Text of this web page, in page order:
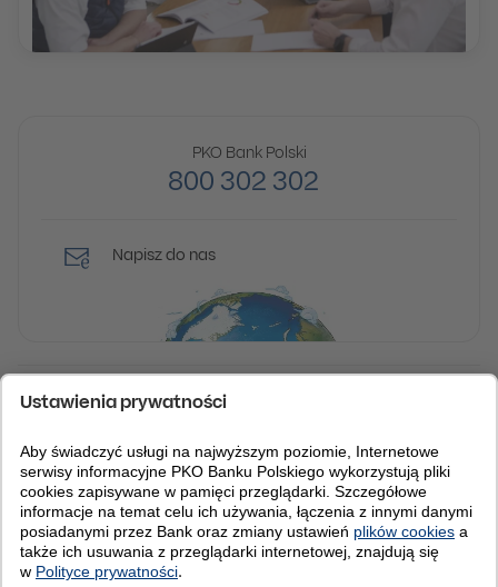
PKO Bank Polski
800 302 302
Napisz do nas
© 2026 PKO Bank Polski
IBAN Kod BIC (Swift): BPKOPLPW